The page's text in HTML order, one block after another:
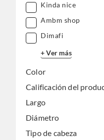
Kinda nice
Ambm shop
Dimafi
+ Ver más
Color
Calificación del
Largo
Diámetro
Tipo de cabeza